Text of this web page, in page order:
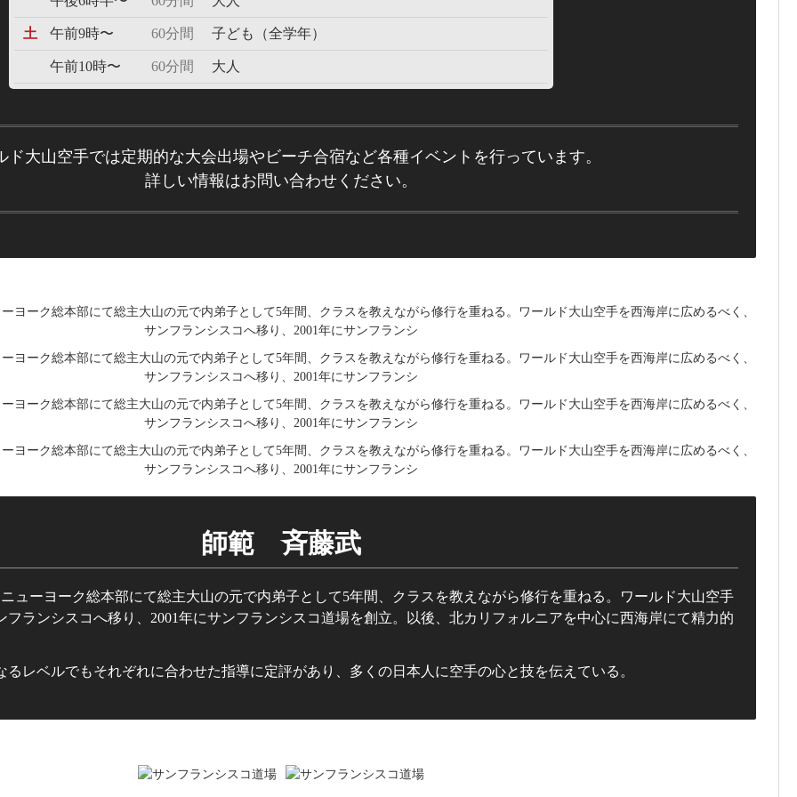
土 午前9時〜 60分間 子ども（全学年）
午前10時〜 60分間 大人
ド大山空手では定期的な大会出場やビーチ合宿など各種イベントを行っています。
詳しい情報はお問い合わせください。
師範 斉藤武
ューヨーク総本部にて総主大山の元で内弟子として5年間、クラスを教えながら修行を重ねる。ワールド大山空手
フランシスコへ移り、2001年にサンフランシスコ道場を創立。以後、北カリフォルニアを中心に西海岸にて精力的
レベルでもそれぞれに合わせた指導に定評があり、多くの日本人に空手の心と技を伝えている。